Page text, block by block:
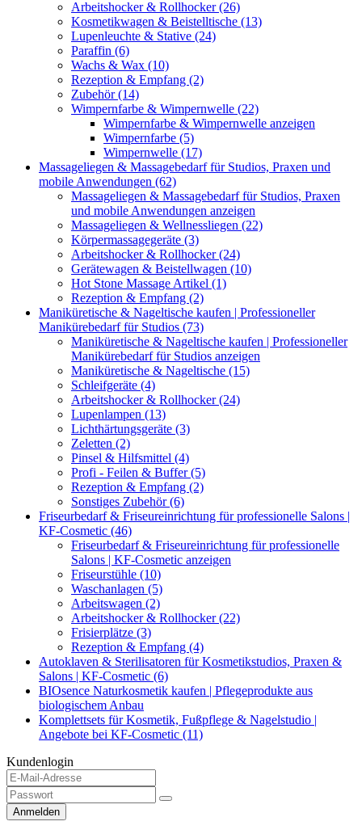
Arbeitshocker & Rollhocker (26)
Kosmetikwagen & Beistelltische (13)
Lupenleuchte & Stative (24)
Paraffin (6)
Wachs & Wax (10)
Rezeption & Empfang (2)
Zubehör (14)
Wimpernfarbe & Wimpernwelle (22)
Wimpernfarbe & Wimpernwelle anzeigen
Wimpernfarbe (5)
Wimpernwelle (17)
Massageliegen & Massagebedarf für Studios, Praxen und
mobile Anwendungen (62)
Massageliegen & Massagebedarf für Studios, Praxen
und mobile Anwendungen anzeigen
Massageliegen & Wellnessliegen (22)
Körpermassagegeräte (3)
Arbeitshocker & Rollhocker (24)
Gerätewagen & Beistellwagen (10)
Hot Stone Massage Artikel (1)
Rezeption & Empfang (2)
Maniküretische & Nageltische kaufen | Professioneller
Manikürebedarf für Studios (73)
Maniküretische & Nageltische kaufen | Professioneller
Manikürebedarf für Studios anzeigen
Maniküretische & Nageltische (15)
Schleifgeräte (4)
Arbeitshocker & Rollhocker (24)
Lupenlampen (13)
Lichthärtungsgeräte (3)
Zeletten (2)
Pinsel & Hilfsmittel (4)
Profi - Feilen & Buffer (5)
Rezeption & Empfang (2)
Sonstiges Zubehör (6)
Friseurbedarf & Friseureinrichtung für professionelle Salons |
KF-Cosmetic (46)
Friseurbedarf & Friseureinrichtung für professionelle
Salons | KF-Cosmetic anzeigen
Friseurstühle (10)
Waschanlagen (5)
Arbeitswagen (2)
Arbeitshocker & Rollhocker (22)
Frisierplätze (3)
Rezeption & Empfang (4)
Autoklaven & Sterilisatoren für Kosmetikstudios, Praxen &
Salons | KF-Cosmetic (6)
BIOsence Naturkosmetik kaufen | Pflegeprodukte aus
biologischem Anbau
Komplettsets für Kosmetik, Fußpflege & Nagelstudio |
Angebote bei KF-Cosmetic (11)
Kundenlogin
Anmelden